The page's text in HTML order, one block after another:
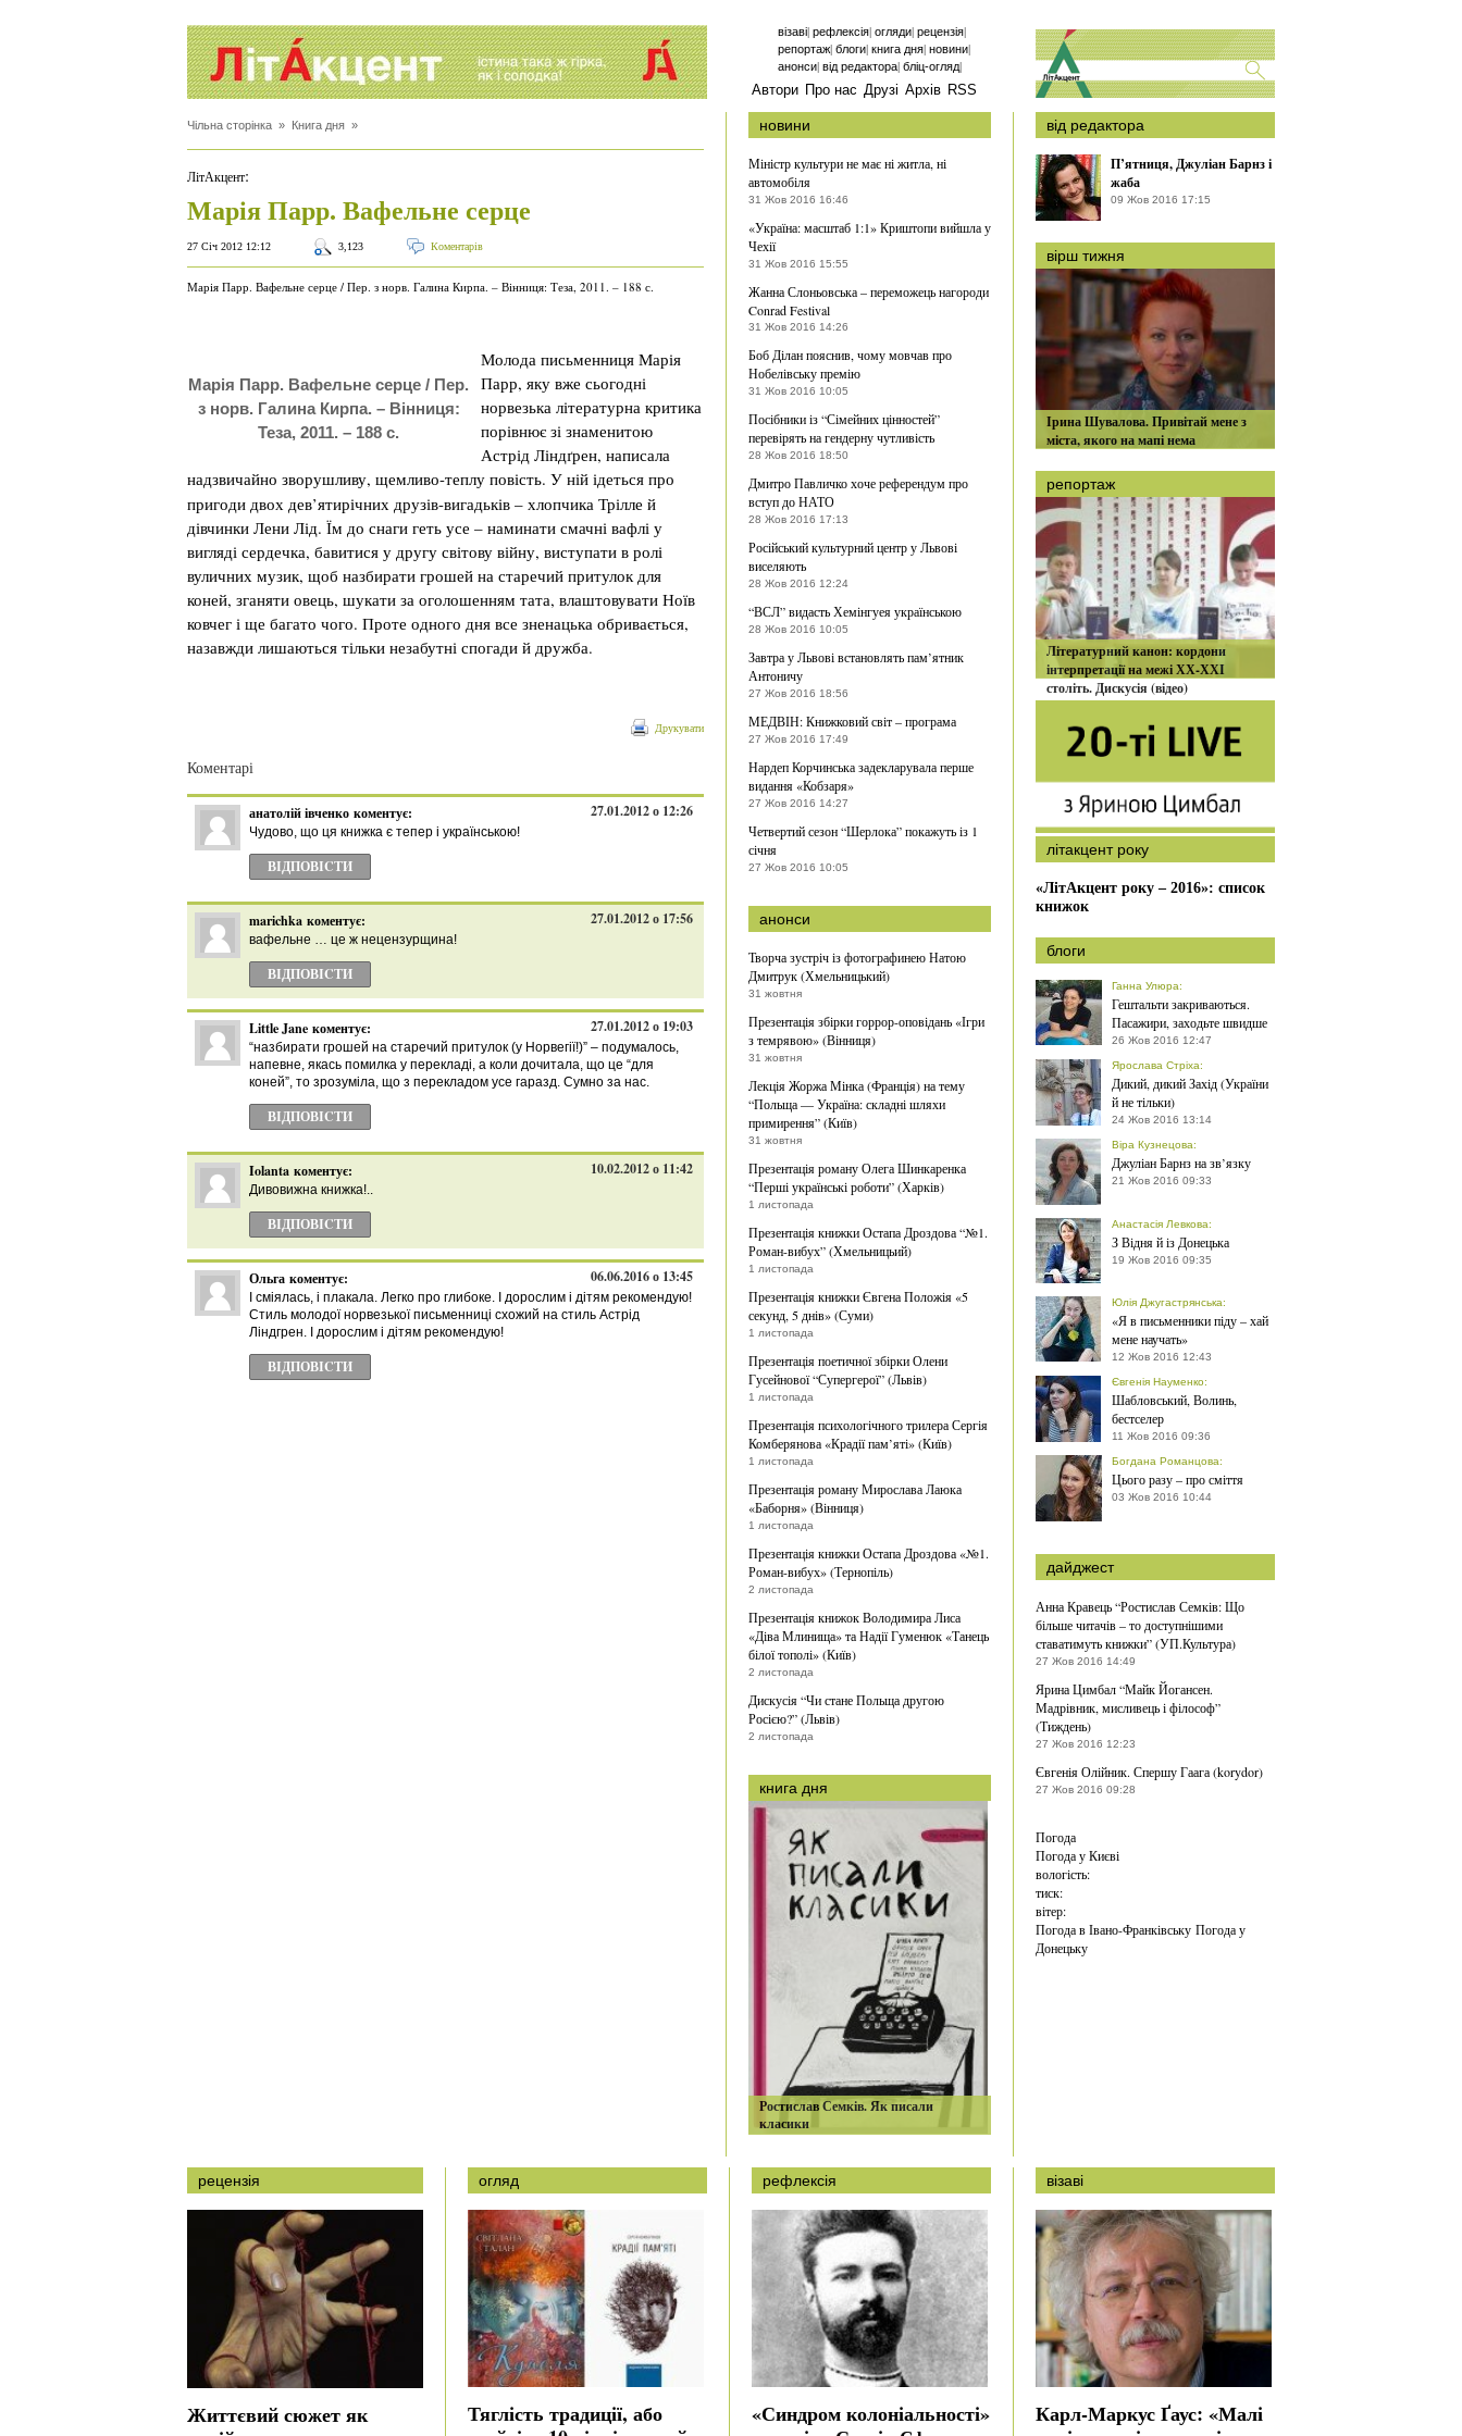
візаві| рефлексія| огляди| рецензія|
репортаж| блоги| книга дня| новини|
анонси| від редактора| бліц-огляд|
Автори Про нас Друзі Архів RSS
Чільна сторінка » Книга дня »
ЛітАкцент:
Марія Парр. Вафельне серце
27 Січ 2012 12:12 3,123 Коментарів
Марія Парр. Вафельне серце / Пер. з норв. Галина Кирпа. – Вінниця: Теза, 2011. – 188 с.
Марія Парр. Вафельне серце / Пер.
з норв. Галина Кирпа. – Вінниця:
Теза, 2011. – 188 с.
Молода письменниця Марія
Парр, яку вже сьогодні
норвезька літературна критика
порівнює зі знаменитою
Астрід Ліндґрен, написала
надзвичайно зворушливу, щемливо-теплу повість. У ній ідеться про
пригоди двох дев’ятирічних друзів-вигадьків – хлопчика Трілле й
дівчинки Лени Лід. Їм до снаги геть усе – наминати смачні вафлі у
вигляді сердечка, бавитися у другу світову війну, виступати в ролі
вуличних музик, щоб назбирати грошей на старечий притулок для
коней, зганяти овець, шукати за оголошенням тата, влаштовувати Ноїв
ковчег і ще багато чого. Проте одного дня все зненацька обривається,
назавжди лишаються тільки незабутні спогади й дружба.
Друкувати
Коментарі
анатолій івченко коментує: 27.01.2012 о 12:26
Чудово, що ця книжка є тепер і українською!
ВІДПОВІCТИ
marichka коментує: 27.01.2012 о 17:56
вафельне … це ж нецензурщина!
ВІДПОВІCТИ
Little Jane коментує: 27.01.2012 о 19:03
“назбирати грошей на старечий притулок (у Норвегії!)” – подумалось,
напевне, якась помилка у перекладі, а коли дочитала, що це “для
коней”, то зрозуміла, що з перекладом усе гаразд. Сумно за нас.
ВІДПОВІCТИ
Iolanta коментує: 10.02.2012 о 11:42
Дивовижна книжка!..
ВІДПОВІCТИ
Ольга коментує: 06.06.2016 о 13:45
І сміялась, і плакала. Легко про глибоке. І дорослим і дітям рекомендую!
Стиль молодої норвезької письменниці схожий на стиль Астрід
Ліндгрен. І дорослим і дітям рекомендую!
ВІДПОВІCТИ
новини
Міністр культури не має ні житла, ні
автомобіля
31 Жов 2016 16:46
«Україна: масштаб 1:1» Криштопи вийшла у
Чехії
31 Жов 2016 15:55
Жанна Слоньовська – переможець нагороди
Conrad Festival
31 Жов 2016 14:26
Боб Ділан пояснив, чому мовчав про
Нобелівську премію
31 Жов 2016 10:05
Посібники із “Сімейних цінностей”
перевірять на гендерну чутливість
28 Жов 2016 18:50
Дмитро Павличко хоче референдум про
вступ до НАТО
28 Жов 2016 17:13
Російський культурний центр у Львові
виселяють
28 Жов 2016 12:24
“ВСЛ” видасть Хемінгуея українською
28 Жов 2016 10:05
Завтра у Львові встановлять пам’ятник
Антоничу
27 Жов 2016 18:56
МЕДВІН: Книжковий світ – програма
27 Жов 2016 17:49
Нардеп Корчинська задекларувала перше
видання «Кобзаря»
27 Жов 2016 14:27
Четвертий сезон “Шерлока” покажуть із 1
січня
27 Жов 2016 10:05
анонси
Творча зустріч із фотографинею Натою
Дмитрук (Хмельницький)
31 жовтня
Презентація збірки горрор-оповідань «Ігри
з темрявою» (Вінниця)
31 жовтня
Лекція Жоржа Мінка (Франція) на тему
“Польща — Україна: складні шляхи
примирення” (Київ)
31 жовтня
Презентація роману Олега Шинкаренка
“Перші українські роботи” (Харків)
1 листопада
Презентація книжки Остапа Дроздова “№1.
Роман-вибух” (Хмельницьий)
1 листопада
Презентація книжки Євгена Положія «5
секунд, 5 днів» (Суми)
1 листопада
Презентація поетичної збірки Олени
Гусейнової “Супергерої” (Львів)
1 листопада
Презентація психологічного трилера Сергія
Комберянова «Крадії пам’яті» (Київ)
1 листопада
Презентація роману Мирослава Лаюка
«Баборня» (Вінниця)
1 листопада
Презентація книжки Остапа Дроздова «№1.
Роман-вибух» (Тернопіль)
2 листопада
Презентація книжок Володимира Лиса
«Діва Млинища» та Надії Гуменюк «Танець
білої тополі» (Київ)
2 листопада
Дискусія “Чи стане Польща другою
Росією?” (Львів)
2 листопада
книга дня
Ростислав Семків. Як писали
класики
від редактора
П’ятниця, Джуліан Барнз і
жаба
09 Жов 2016 17:15
вірш тижня
Ірина Шувалова. Привітай мене з
міста, якого на мапі нема
репортаж
Літературний канон: кордони
інтерпретації на межі ХХ-ХХІ
століть. Дискусія (відео)
літакцент року
«ЛітАкцент року – 2016»: список
книжок
блоги
Ганна Улюра:
Гештальти закриваються.
Пасажири, заходьте швидше
26 Жов 2016 12:47
Ярослава Стріха:
Дикий, дикий Захід (України
й не тільки)
24 Жов 2016 13:14
Віра Кузнецова:
Джуліан Барнз на зв’язку
21 Жов 2016 09:33
Анастасія Левкова:
З Відня й із Донецька
19 Жов 2016 09:35
Юлія Джугастрянська:
«Я в письменники піду – хай
мене научать»
12 Жов 2016 12:43
Євгенія Науменко:
Шабловський, Волинь,
бестселер
11 Жов 2016 09:36
Богдана Романцова:
Цього разу – про сміття
03 Жов 2016 10:44
дайджест
Анна Кравець “Ростислав Семків: Що
більше читачів – то доступнішими
ставатимуть книжки” (УП.Культура)
27 Жов 2016 14:49
Ярина Цимбал “Майк Йогансен.
Мадрівник, мисливець і філософ”
(Тиждень)
27 Жов 2016 12:23
Євгенія Олійник. Спершу Гаага (korydor)
27 Жов 2016 09:28
Погода
Погода уКиєві
вологість:
тиск:
вітер:
Погода в Івано-Франківську Погода у
Донецьку
рецензія
Життєвий сюжет як
огляд
Тяглість традиції, або
рефлексія
«Синдром колоніальності»
візаві
Карл-Маркус Ґаус: «Малі